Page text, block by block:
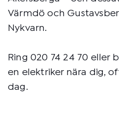
Värmdö och
Nykvarn.
Ring 020 74 24 70 eller
en elektriker nära dig,
dag.